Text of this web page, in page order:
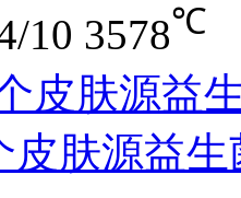
10 3578℃
皮肤源益